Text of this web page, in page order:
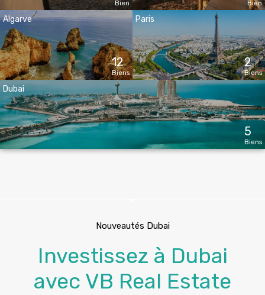
Bien Bien
Algarve
12
Biens
Paris
2
Biens
Dubai
5
Biens
Nouveautés Dubai
Investissez à Dubai
avec VB Real Estate